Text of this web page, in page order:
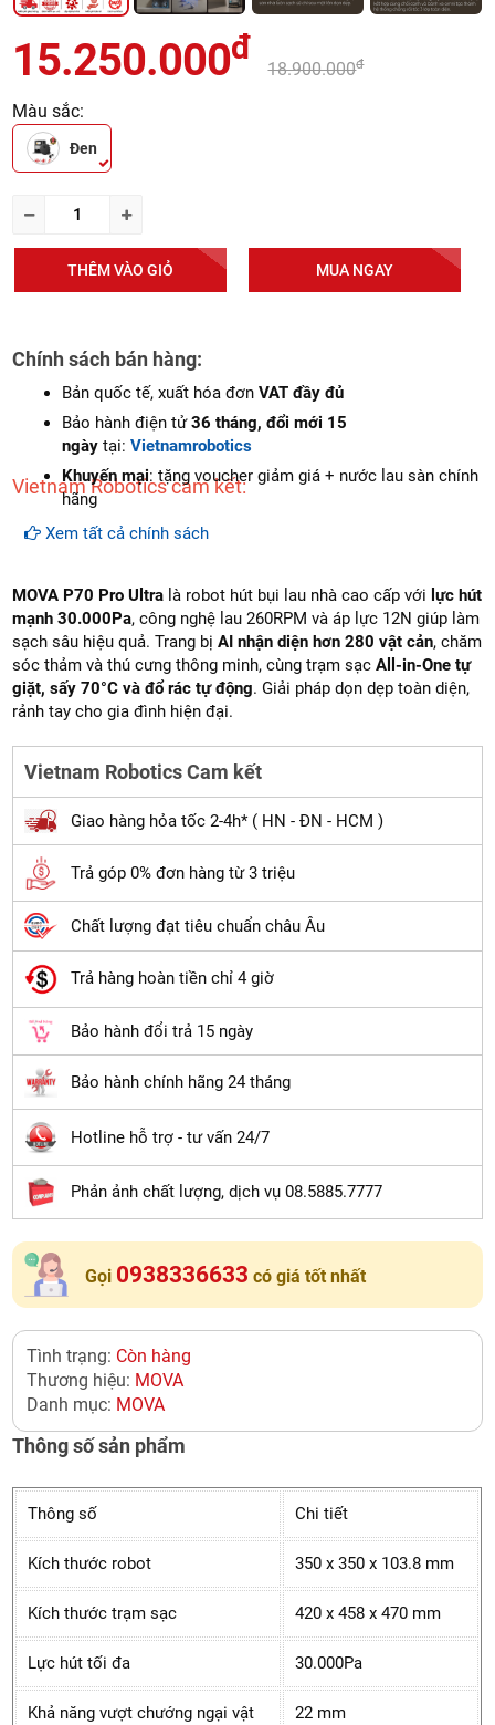
15.250.000đ
18.900.000đ
Màu sắc:
Đen
Chính sách bán hàng:
Vietnam Robotics cam kết:
Bản quốc tế, xuất hóa đơnVAT đầy đủ
Bảo hành điện tử36 tháng, đổi mới 15
ngày tại:Vietnamrobotics
Khuyến mại: tặng voucher giảm giá + nước lau sàn chính
hãng
Cam kết hàngmới 100%
Dịch vụ sau bán hàng : Vietnam robotics cam kết đảm
bảo dịch vụ bảo hành tại nhà, bảo trì định kỳ miễn phí,
cung cấp đầy đủ linh kiện - phụ tùng thay thế chính
hàng(genuine part)giảm giá 30% khi khách hàng mua
linh kiện sửa chữa (khi hết bảo hành).
Hồ trợ thanh toán trực tuyến, trả góp, cà thẻ
Xem tất cả chính sách
THÊM VÀO GIỎ MUA NGAY
MOVA P70 Pro Ultra là robot hút bụi lau nhà cao cấp với lực hút
mạnh 30.000Pa, công nghệ lau 260RPM và áp lực 12N giúp làm
sạch sâu hiệu quả. Trang bịAI nhận diện hơn 280 vật cản, chăm
sóc thảm và thú cưng thông minh, cùng trạm sạcAll-in-One tự
giặt, sấy 70°C và đổ rác tự động. Giải pháp dọn dẹp toàn diện,
rảnh tay cho gia đình hiện đại.
Vietnam Robotics Cam kết
Giao hàng hỏa tốc 2-4h* ( HN - ĐN - HCM )
Trả góp 0% đơn hàng từ 3 triệu
Chất lượng đạt tiêu chuẩn châu Âu
Trả hàng hoàn tiền chỉ 4 giờ
Bảo hành đổi trả 15 ngày
Bảo hành chính hãng 24 tháng
Hotline hỗ trợ - tư vấn 24/7
Phản ảnh chất lượng, dịch vụ 08.5885.7777
Gọi 0938336633 có giá tốt nhất
Tình trạng: Còn hàng
Thương hiệu: MOVA
Danh mục: MOVA
Thông số sản phẩm
Thông số Chi tiết
Kích thước robot 350 x 350 x 103.8 mm
Kích thước trạm sạc 420 x 458 x 470 mm
Lực hút tối đa 30.000Pa
Khả năng vượt chướng ngại vật 22 mm